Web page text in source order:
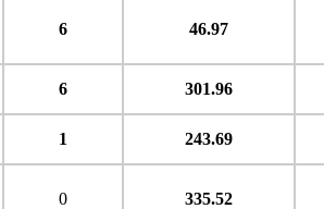
6 46.97
6 301.96
1 243.69
0 335.52